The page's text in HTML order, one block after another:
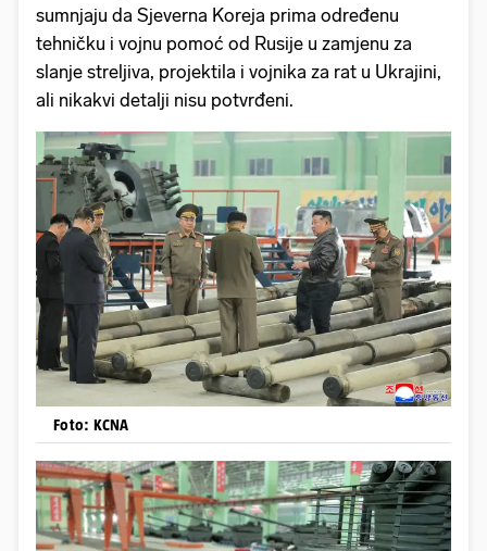
sumnjaju da Sjeverna Koreja prima određenu
tehničku i vojnu pomoć od Rusije u zamjenu za
slanje streljiva, projektila i vojnika za rat u Ukrajini,
ali nikakvi detalji nisu potvrđeni.
Foto: KCNA